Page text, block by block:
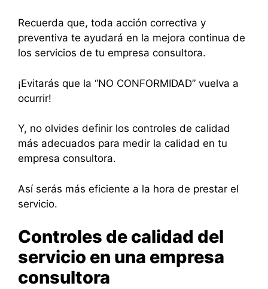
Recuerda que, toda acción correctiva y
preventiva te ayudará en la mejora continua de
los servicios de tu empresa consultora.
¡Evitarás que la “NO CONFORMIDAD” vuelva a
ocurrir!
Y, no olvides definir los controles de calidad
más adecuados para medir la calidad en tu
empresa consultora.
Así serás más eficiente a la hora de prestar el
servicio.
Controles de calidad del
servicio en una empresa
consultora